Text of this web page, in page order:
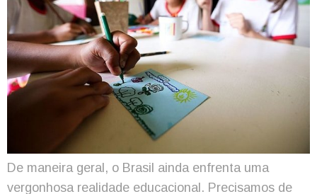
De maneira geral, o Brasil ainda enfrenta uma
vergonhosa realidade educacional. Precisamos de